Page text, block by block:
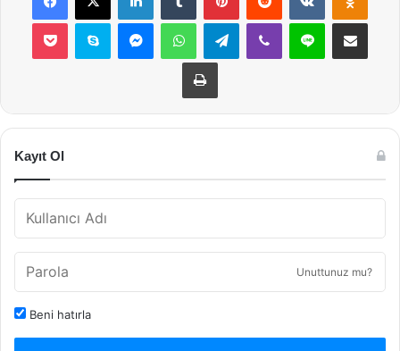
Pocket Skype MessengerWhatsAppTelegramViber Line E-Posta ile
Yazdır
Kayıt Ol
Unuttunuz mu?
Beni hatırla